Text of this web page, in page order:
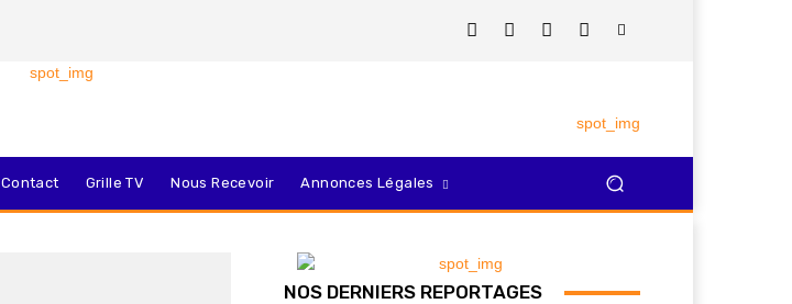
Contact Grille TV Nous Recevoir Annonces Légales
NOS DERNIERS REPORTAGES